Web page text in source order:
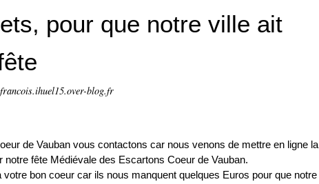
pour que notre ville ait
blog.fr
de Vauban vous contactons car nous venons de mettre en ligne la
notre fête Médiévale des Escartons Coeur de Vauban.
bon coeur car ils nous manquent quelques Euros pour que notre